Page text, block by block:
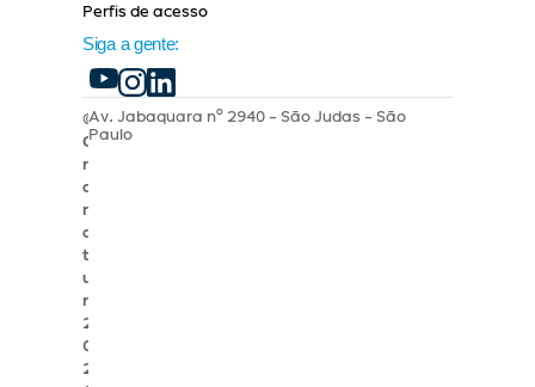
Perfis de acesso
Siga a gente:
©
G
r
a
n
a
t
u
m
2
0
2
Av. Jabaquara nº 2940 - São Judas - São
Paulo